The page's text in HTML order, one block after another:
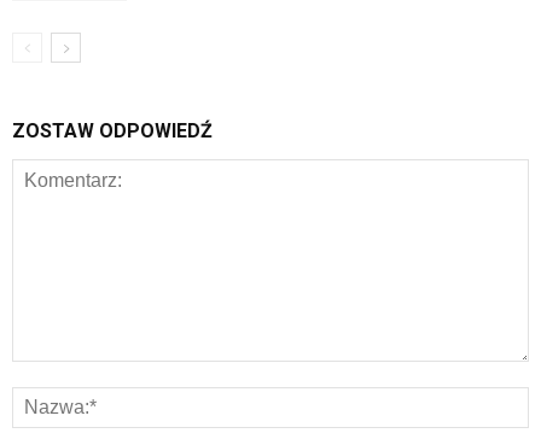
ZOSTAW ODPOWIEDŹ